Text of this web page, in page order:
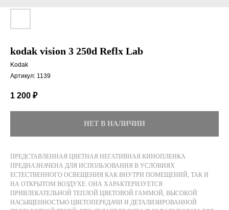
kodak vision 3 250d Reflx Lab
Kodak
Артикул: 1139
1 200 ₽
НЕТ В НАЛИЧИИ
ПРЕДСТАВЛЕННАЯ ЦВЕТНАЯ НЕГАТИВНАЯ КИНОПЛЕНКА
ПРЕДНАЗНАЧЕНА ДЛЯ ИСПОЛЬЗОВАНИЯ В УСЛОВИЯХ
ЕСТЕСТВЕННОГО ОСВЕЩЕНИЯ КАК ВНУТРИ ПОМЕЩЕНИЙ, ТАК И
НА ОТКРЫТОМ ВОЗДУХЕ. ОНА ХАРАКТЕРИЗУЕТСЯ
ПРИВЛЕКАТЕЛЬНОЙ ТЕПЛОЙ ЦВЕТОВОЙ ГАММОЙ, ВЫСОКОЙ
НАСЫЩЕННОСТЬЮ ЦВЕТОПЕРЕДАЧИ И ДЕТАЛИЗИРОВАННОЙ